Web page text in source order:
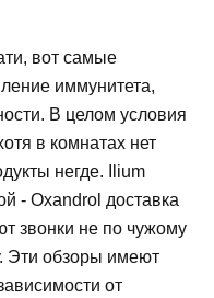
вот самые
иммунитета,
В целом условия
в комнатах нет
негде. Ilium
- Oxandrol доставка
звонки не по чужому
Эти обзоры имеют
от